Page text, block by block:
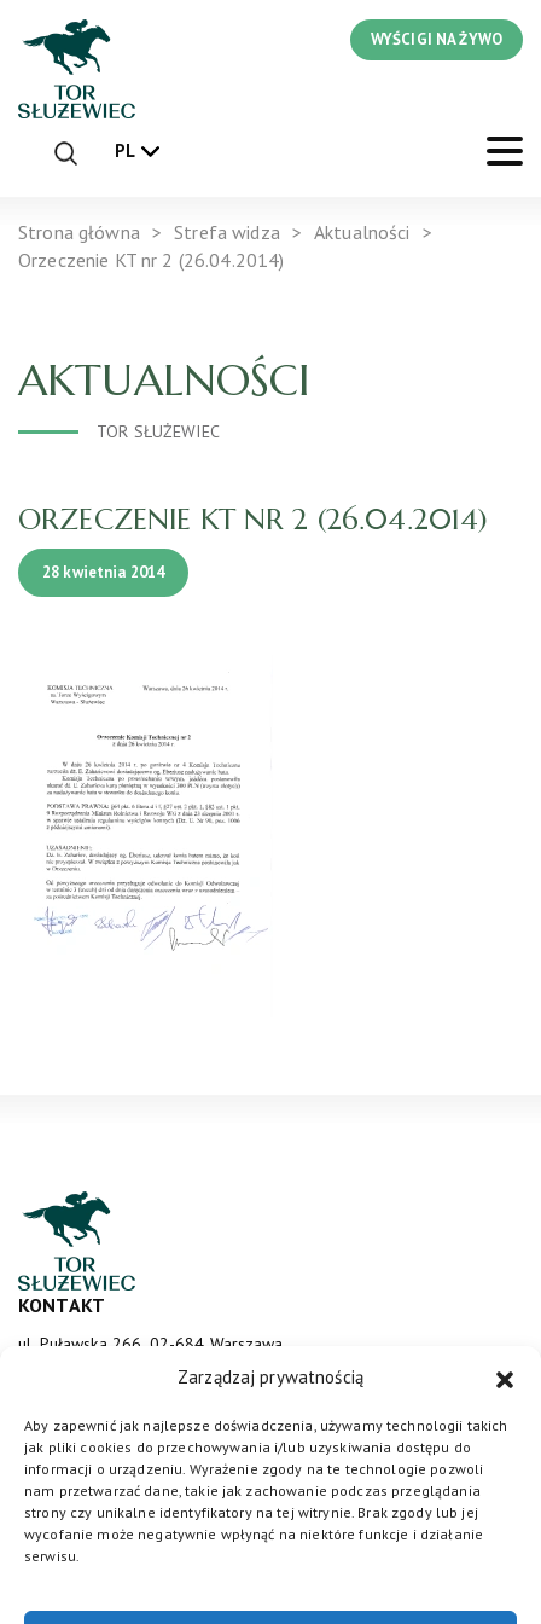
Zarządzaj prywatnością
Aby zapewnić jak najlepsze doświadczenia, używamy technologii takich
jak pliki cookies do przechowywania i/lub uzyskiwania dostępu do
informacji o urządzeniu. Wyrażenie zgody na te technologie pozwoli
nam przetwarzać dane, takie jak zachowanie podczas przeglądania
strony czy unikalne identyfikatory na tej witrynie. Brak zgody lub jej
wycofanie może negatywnie wpłynąć na niektóre funkcje i działanie
serwisu.
WYŚCIGI NA ŻYWO
PL
Strona główna Strefa widza
Aktualności
Orzeczenie KT nr 2 (26.04.2014)
AKTUALNOŚCI
TOR SŁUŻEWIEC
ORZECZENIE KT NR 2 (26.04.2014)
28 kwietnia 2014
KONTAKT
ul. Puławska 266, 02-684 Warszawa
sluzewiec@totalizator.pl
KONTAKT DLA MEDIÓW
media@torsluzewiec.pl
DOŁĄCZ DO NAS